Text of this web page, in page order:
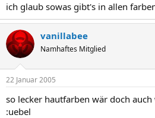
ich glaub sowas gibt's in allen
vanillabee
Namhaftes Mitglied
22 Januar 2005
so lecker hautfarben wär doch
:uebel